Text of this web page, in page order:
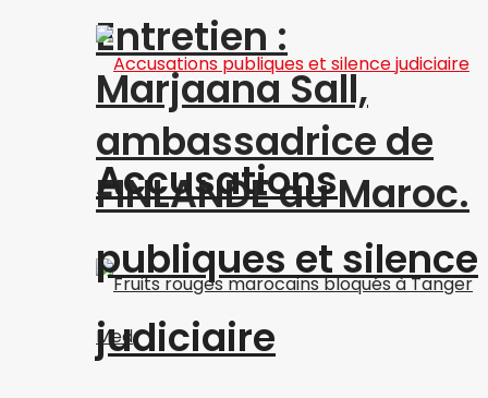
Entretien :
Marjaana Sall,
ambassadrice de
FINLANDE au Maroc.
Accusations
publiques et silence
judiciaire